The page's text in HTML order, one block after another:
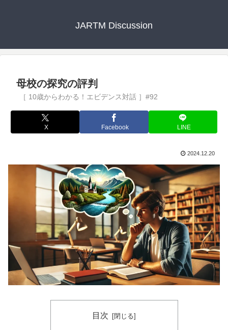
JARTM Discussion
母校の探究の評判
X Facebook LINE
2024.12.20
目次